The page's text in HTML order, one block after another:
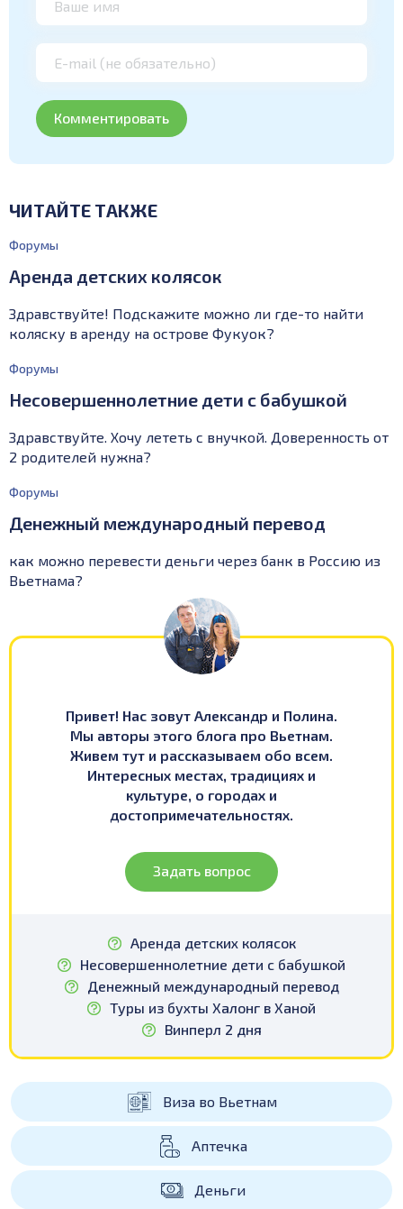
ЧИТАЙТЕ ТАКЖЕ
Форумы
Аренда детских колясок
Здравствуйте! Подскажите можно ли где-то найти
коляску в аренду на острове Фукуок?
Форумы
Несовершеннолетние дети с бабушкой
Здравствуйте. Хочу лететь с внучкой. Доверенность от
2 родителей нужна?
Форумы
Денежный международный перевод
как можно перевести деньги через банк в Россию из
Вьетнама?
Привет! Нас зовут Александр и Полина.
Мы авторы этого блога про Вьетнам.
Живем тут и рассказываем обо всем.
Интересных местах, традициях и
культуре, о городах и
достопримечательностях.
Задать вопрос
Аренда детских колясок
Несовершеннолетние дети с бабушкой
Денежный международный перевод
Туры из бухты Халонг в Ханой
Винперл 2 дня
Виза во Вьетнам
Аптечка
Деньги